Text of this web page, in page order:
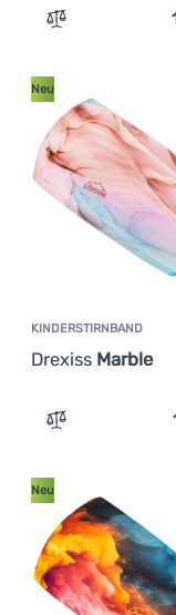
Zum Vergleich
KINDERSTIRNBAND
Drexiss Marble
Neu
Zum Vergleich
Neu